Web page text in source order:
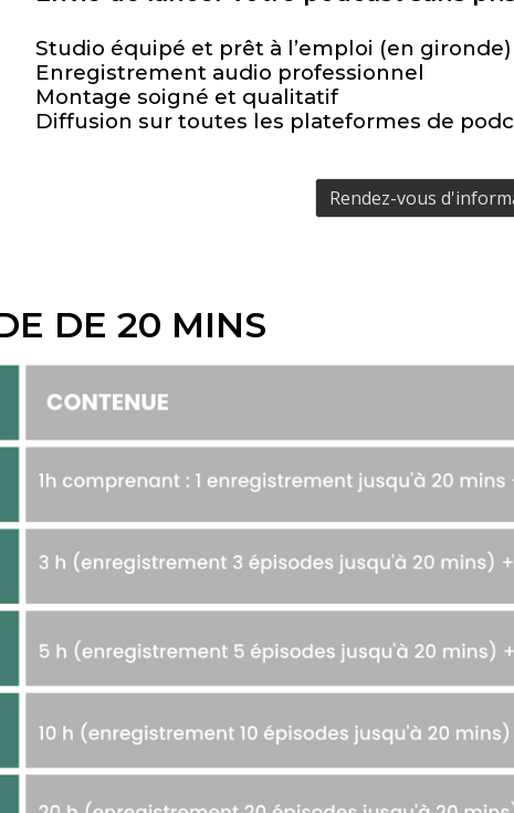
Studio équipé et prêt à l’emploi (en gironde)
Enregistrement audio professionnel
Montage soigné et qualitatif
Diffusion sur toutes les plateformes de
Rendez-vous
DE 20 MINS